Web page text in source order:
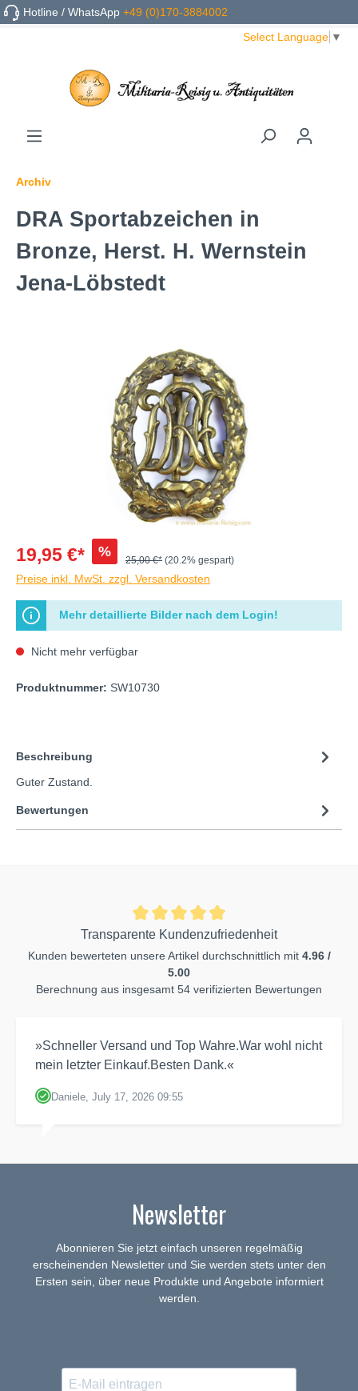
Hotline / WhatsApp+49 (0)170-3884002
Select Language ▼
Archiv
DRA Sportabzeichen in
Bronze, Herst. H. Wernstein
Jena-Löbstedt
19,95 €* %
25,00 €* (20.2% gespart)
Preise inkl. MwSt. zzgl. Versandkosten
Mehr detaillierte Bilder nach dem Login!
Nicht mehr verfügbar
Produktnummer: SW10730
Beschreibung
Guter Zustand.
Bewertungen
Transparente Kundenzufriedenheit
Kunden bewerteten unsere Artikel durchschnittlich mit 4.96 /
5.00
Berechnung aus insgesamt 54 verifizierten Bewertungen
»Schneller Versand und Top Wahre.War wohl nicht
mein letzter Einkauf.Besten Dank.«
Daniele, July 17, 2026 09:55
Newsletter
Abonnieren Sie jetzt einfach unseren regelmäßig
erscheinenden Newsletter und Sie werden stets unter den
Ersten sein, über neue Produkte und Angebote informiert
werden.